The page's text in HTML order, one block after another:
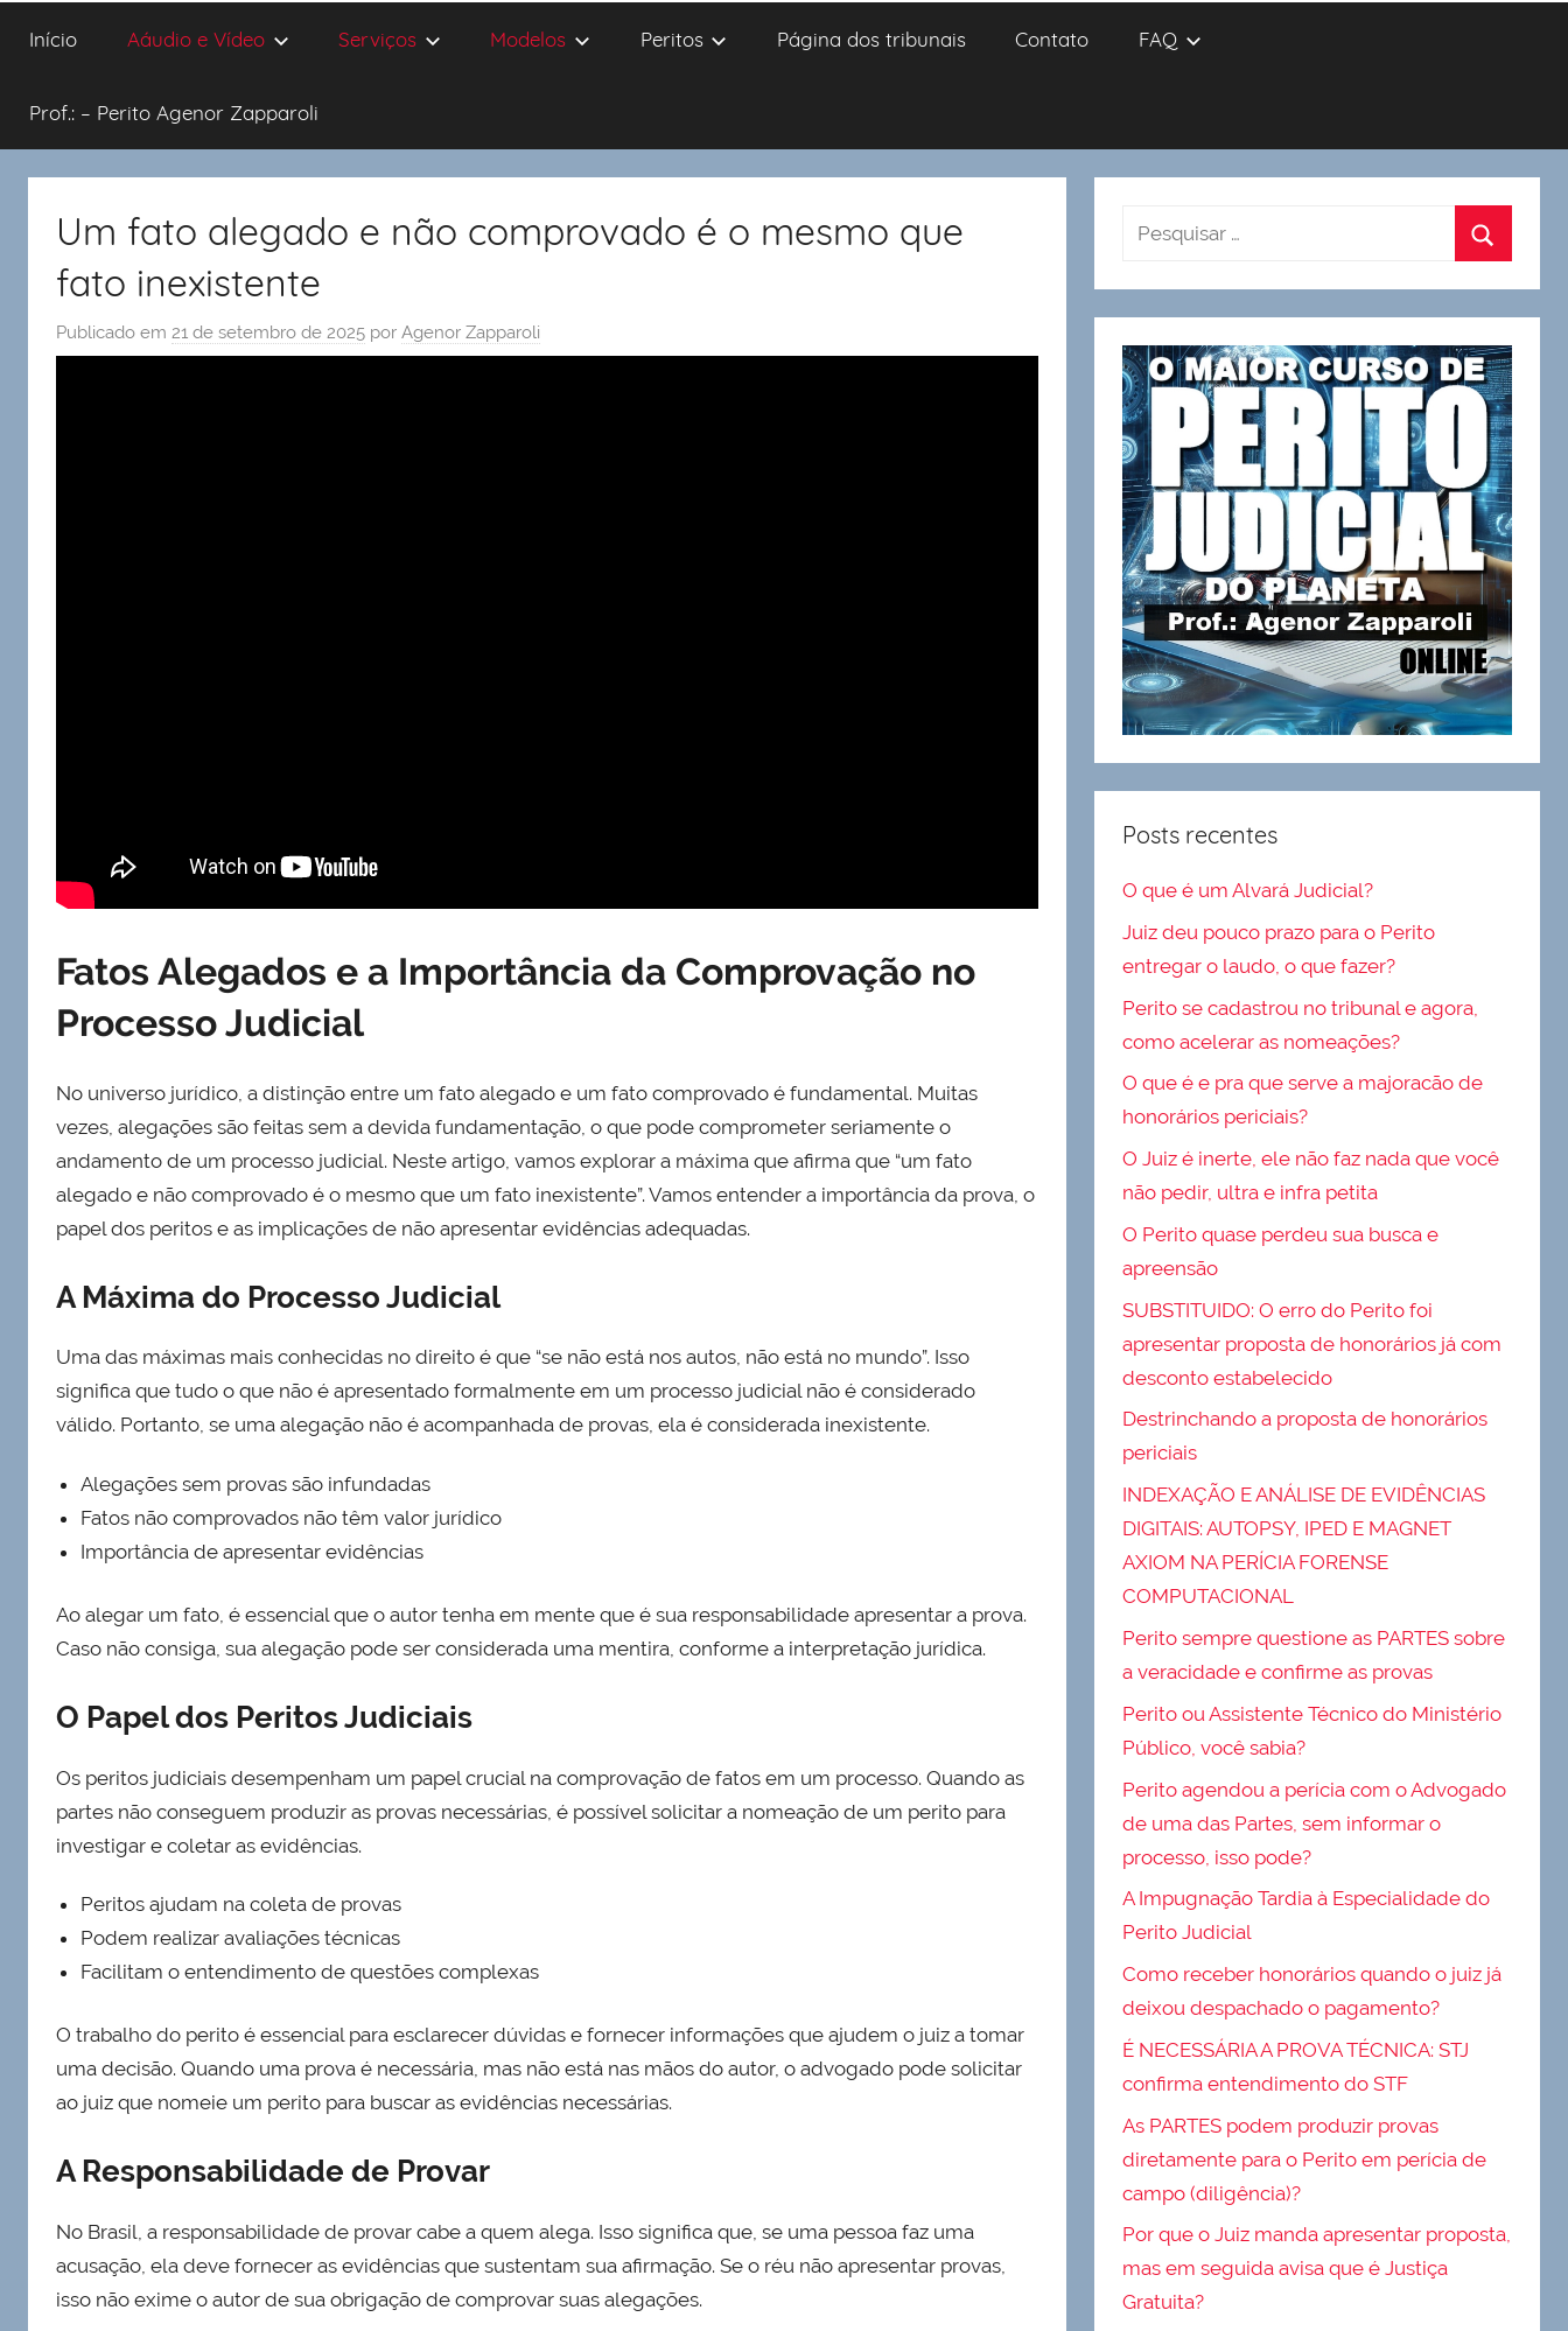
Início Aáudio e Vídeo Serviços Modelos Peritos Página dos tribunais Contato FAQ
Prof.: – Perito Agenor Zapparoli
Um fato alegado e não comprovado é o mesmo que
fato inexistente
Publicado em 21 de setembro de 2025 por Agenor Zapparoli
Fatos Alegados e a Importância da Comprovação no
Processo Judicial
No universo jurídico, a distinção entre um fato alegado e um fato comprovado é fundamental. Muitas
vezes, alegações são feitas sem a devida fundamentação, o que pode comprometer seriamente o
andamento de um processo judicial. Neste artigo, vamos explorar a máxima que afirma que “um fato
alegado e não comprovado é o mesmo que um fato inexistente”. Vamos entender a importância da prova, o
papel dos peritos e as implicações de não apresentar evidências adequadas.
A Máxima do Processo Judicial
Uma das máximas mais conhecidas no direito é que “se não está nos autos, não está no mundo”. Isso
significa que tudo o que não é apresentado formalmente em um processo judicial não é considerado
válido. Portanto, se uma alegação não é acompanhada de provas, ela é considerada inexistente.
Alegações sem provas são infundadas
Fatos não comprovados não têm valor jurídico
Importância de apresentar evidências
Ao alegar um fato, é essencial que o autor tenha em mente que é sua responsabilidade apresentar a prova.
Caso não consiga, sua alegação pode ser considerada uma mentira, conforme a interpretação jurídica.
O Papel dos Peritos Judiciais
Os peritos judiciais desempenham um papel crucial na comprovação de fatos em um processo. Quando as
partes não conseguem produzir as provas necessárias, é possível solicitar a nomeação de um perito para
investigar e coletar as evidências.
Peritos ajudam na coleta de provas
Podem realizar avaliações técnicas
Facilitam o entendimento de questões complexas
O trabalho do perito é essencial para esclarecer dúvidas e fornecer informações que ajudem o juiz a tomar
uma decisão. Quando uma prova é necessária, mas não está nas mãos do autor, o advogado pode solicitar
ao juiz que nomeie um perito para buscar as evidências necessárias.
A Responsabilidade de Provar
No Brasil, a responsabilidade de provar cabe a quem alega. Isso significa que, se uma pessoa faz uma
acusação, ela deve fornecer as evidências que sustentam sua afirmação. Se o réu não apresentar provas,
isso não exime o autor de sua obrigação de comprovar suas alegações.
Posts recentes
O que é um Alvará Judicial?
Juiz deu pouco prazo para o Perito
entregar o laudo, o que fazer?
Perito se cadastrou no tribunal e agora,
como acelerar as nomeações?
O que é e pra que serve a majoracão de
honorários periciais?
O Juiz é inerte, ele não faz nada que você
não pedir, ultra e infra petita
O Perito quase perdeu sua busca e
apreensão
SUBSTITUIDO: O erro do Perito foi
apresentar proposta de honorários já com
desconto estabelecido
Destrinchando a proposta de honorários
periciais
INDEXAÇÃO E ANÁLISE DE EVIDÊNCIAS
DIGITAIS: AUTOPSY, IPED E MAGNET
AXIOM NA PERÍCIA FORENSE
COMPUTACIONAL
Perito sempre questione as PARTES sobre
a veracidade e confirme as provas
Perito ou Assistente Técnico do Ministério
Público, você sabia?
Perito agendou a perícia com o Advogado
de uma das Partes, sem informar o
processo, isso pode?
A Impugnação Tardia à Especialidade do
Perito Judicial
Como receber honorários quando o juiz já
deixou despachado o pagamento?
É NECESSÁRIA A PROVA TÉCNICA: STJ
confirma entendimento do STF
As PARTES podem produzir provas
diretamente para o Perito em perícia de
campo (diligência)?
Por que o Juiz manda apresentar proposta,
mas em seguida avisa que é Justiça
Gratuita?